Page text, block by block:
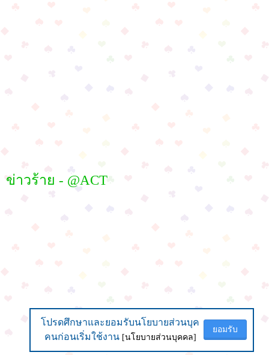
โปรดศึกษาและยอมรับนโยบายส่วนบุค
คนก่อนเริ่มใช้งาน [นโยบายส่วนบุคคล]
ยอมรับ
ข่าวร้าย - @ACT
โปรดศึกษาและยอมรับนโยบายส่วนบุค
คนก่อนเริ่มใช้งาน [นโยบายส่วนบุคคล]
ยอมรับ